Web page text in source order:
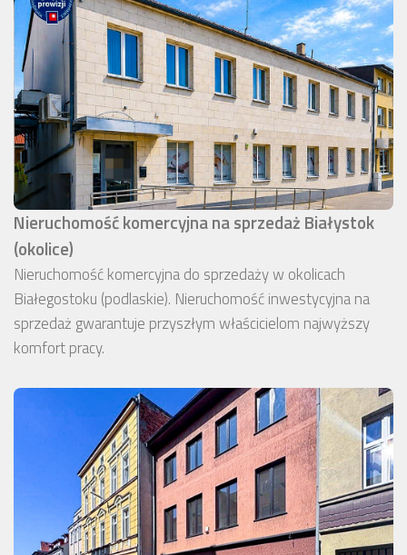
Nieruchomość komercyjna na sprzedaż Białystok
(okolice)
Nieruchomość komercyjna do sprzedaży w okolicach
Białegostoku (podlaskie). Nieruchomość inwestycyjna na
sprzedaż gwarantuje przyszłym właścicielom najwyższy
komfort pracy.